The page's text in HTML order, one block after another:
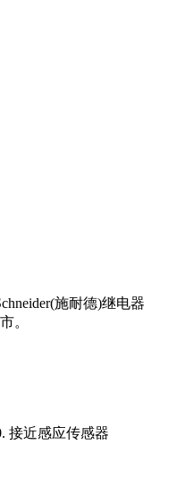
施耐德)继电器
。
接近感应传感器